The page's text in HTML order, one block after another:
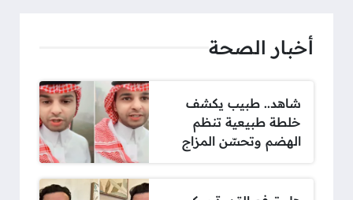
أخبار الصحة
شاهد.. طبيب يكشف
خلطة طبيعية تنظم
الهضم وتحسّن المزاج